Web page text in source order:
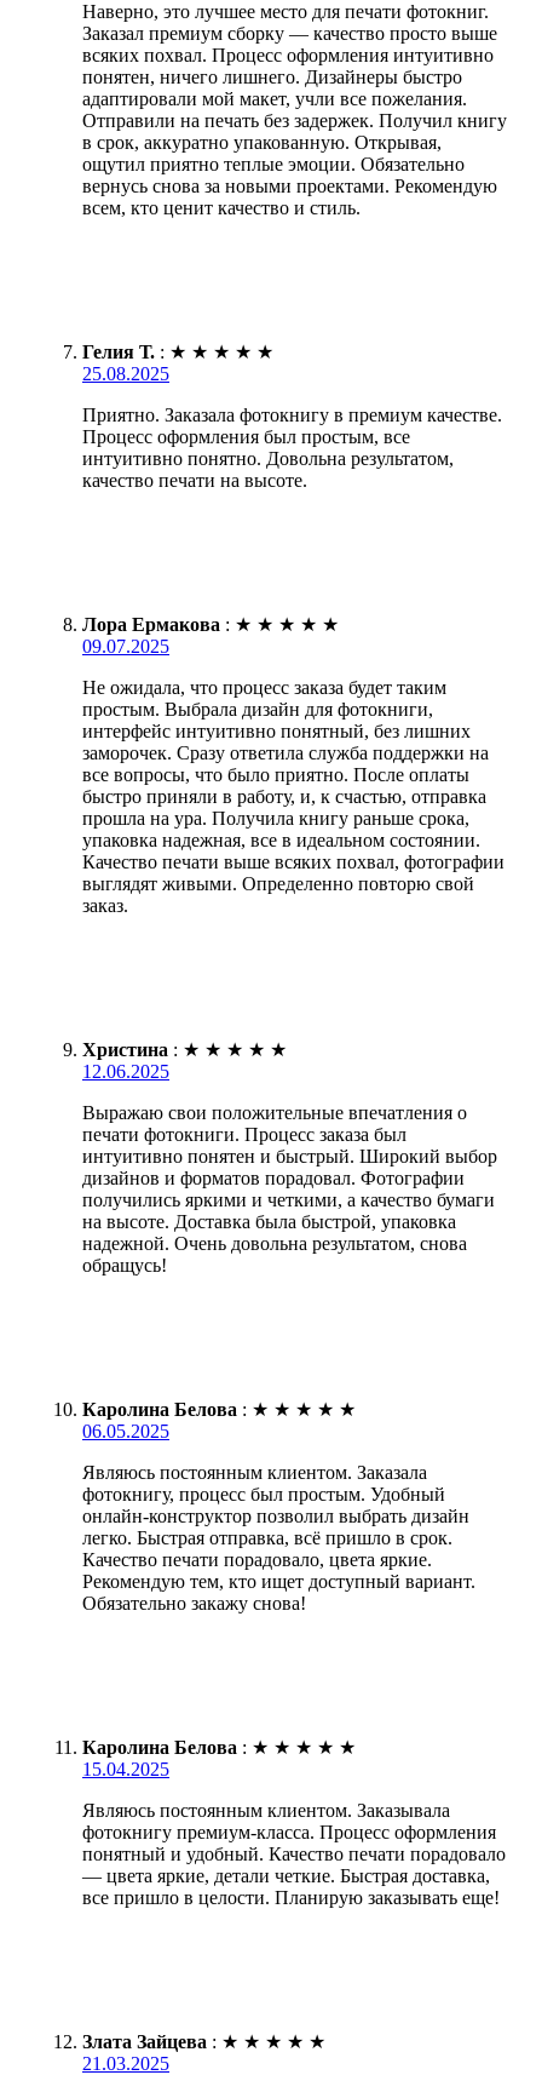
Наверно, это лучшее место для печати фотокниг.
Заказал премиум сборку — качество просто выше
всяких похвал. Процесс оформления интуитивно
понятен, ничего лишнего. Дизайнеры быстро
адаптировали мой макет, учли все пожелания.
Отправили на печать без задержек. Получил книгу
в срок, аккуратно упакованную. Открывая,
ощутил приятно теплые эмоции. Обязательно
вернусь снова за новыми проектами. Рекомендую
всем, кто ценит качество и стиль.
Гелия Т. : ★ ★ ★ ★ ★
25.08.2025
Приятно. Заказала фотокнигу в премиум качестве.
Процесс оформления был простым, все
интуитивно понятно. Довольна результатом,
качество печати на высоте.
Лора Ермакова : ★ ★ ★ ★ ★
09.07.2025
Не ожидала, что процесс заказа будет таким
простым. Выбрала дизайн для фотокниги,
интерфейс интуитивно понятный, без лишних
заморочек. Сразу ответила служба поддержки на
все вопросы, что было приятно. После оплаты
быстро приняли в работу, и, к счастью, отправка
прошла на ура. Получила книгу раньше срока,
упаковка надежная, все в идеальном состоянии.
Качество печати выше всяких похвал, фотографии
выглядят живыми. Определенно повторю свой
заказ.
Христина : ★ ★ ★ ★ ★
12.06.2025
Выражаю свои положительные впечатления о
печати фотокниги. Процесс заказа был
интуитивно понятен и быстрый. Широкий выбор
дизайнов и форматов порадовал. Фотографии
получились яркими и четкими, а качество бумаги
на высоте. Доставка была быстрой, упаковка
надежной. Очень довольна результатом, снова
обращусь!
Каролина Белова : ★ ★ ★ ★ ★
06.05.2025
Являюсь постоянным клиентом. Заказала
фотокнигу, процесс был простым. Удобный
онлайн-конструктор позволил выбрать дизайн
легко. Быстрая отправка, всё пришло в срок.
Качество печати порадовало, цвета яркие.
Рекомендую тем, кто ищет доступный вариант.
Обязательно закажу снова!
Каролина Белова : ★ ★ ★ ★ ★
15.04.2025
Являюсь постоянным клиентом. Заказывала
фотокнигу премиум-класса. Процесс оформления
понятный и удобный. Качество печати порадовало
— цвета яркие, детали четкие. Быстрая доставка,
все пришло в целости. Планирую заказывать еще!
Злата Зайцева : ★ ★ ★ ★ ★
21.03.2025